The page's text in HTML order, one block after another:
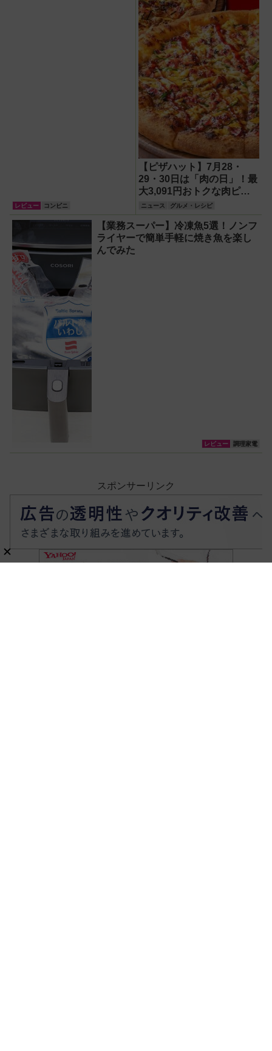
レビュー コンビニ
【ピザハット】7月28・
29・30日は「肉の日」！最
大3,091円おトクな肉ピザ
で猛暑を吹き飛ばそう
ニュース グルメ・レシピ
【業務スーパー】冷凍魚5選！ノンフ
ライヤーで簡単手軽に焼き魚を楽し
んでみた
レビュー 調理家電
スポンサーリンク